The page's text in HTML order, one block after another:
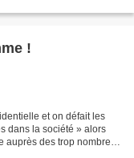
!
et on défait les
dans la société » alors
des trop nombreux